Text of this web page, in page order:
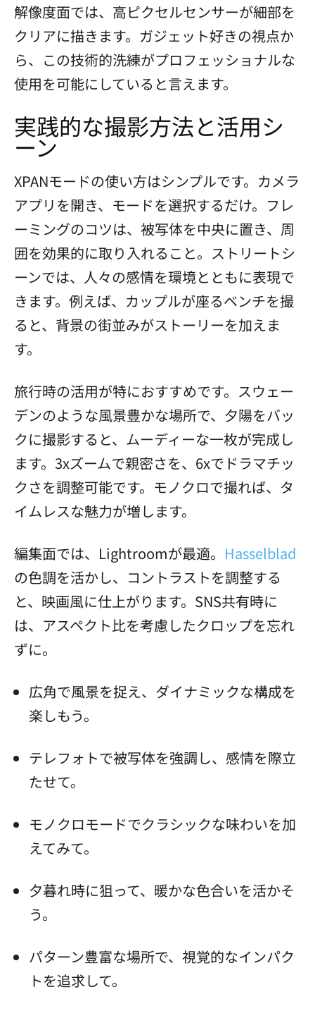
解像度面では、高ピクセルセンサーが細部を
クリアに描きます。ガジェット好きの視点か
ら、この技術的洗練がプロフェッショナルな
使用を可能にしていると言えます。
実践的な撮影方法と活用シ
ーン
XPANモードの使い方はシンプルです。カメラ
アプリを開き、モードを選択するだけ。フレ
ーミングのコツは、被写体を中央に置き、周
囲を効果的に取り入れること。ストリートシ
ーンでは、人々の感情を環境とともに表現で
きます。例えば、カップルが座るベンチを撮
ると、背景の街並みがストーリーを加えま
す。
旅行時の活用が特におすすめです。スウェー
デンのような風景豊かな場所で、夕陽をバッ
クに撮影すると、ムーディーな一枚が完成し
ます。3xズームで親密さを、6xでドラマチッ
クさを調整可能です。モノクロで撮れば、タ
イムレスな魅力が増します。
編集面では、Lightroomが最適。 Hasselblad
の色調を活かし、コントラストを調整する
と、映画風に仕上がります。SNS共有時に
は、アスペクト比を考慮したクロップを忘れ
ずに。
広角で風景を捉え、ダイナミックな構成を
楽しもう。
テレフォトで被写体を強調し、感情を際立
たせて。
モノクロモードでクラシックな味わいを加
えてみて。
夕暮れ時に狙って、暖かな色合いを活かそ
う。
パターン豊富な場所で、視覚的なインパク
トを追求して。